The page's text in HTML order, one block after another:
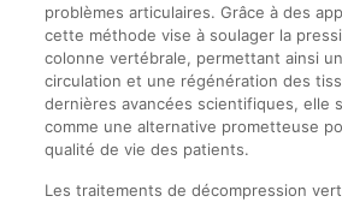
problèmes articulaires. Grâce à des
cette méthode vise à soulager la
colonne vertébrale, permettant ainsi
circulation et une régénération des
dernières avancées scientifiques, elle
comme une alternative prometteuse
qualité de vie des patients.
Les traitements de décompression